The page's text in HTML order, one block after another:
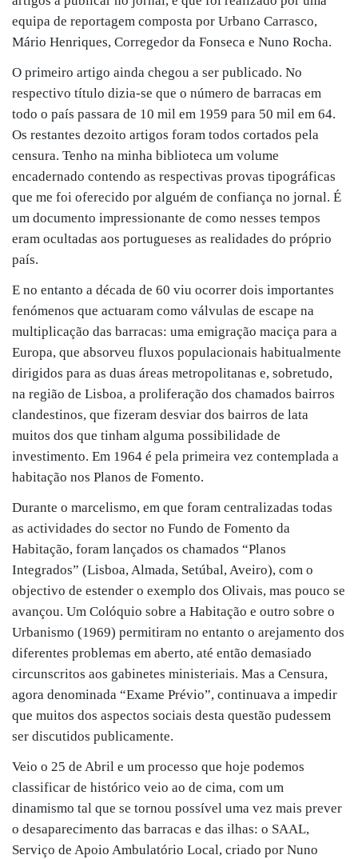
equipa de reportagem composta por Urbano Carrasco,
Mário Henriques, Corregedor da Fonseca e Nuno Rocha.
O primeiro artigo ainda chegou a ser publicado. No
respectivo título dizia-se que o número de barracas em
todo o país passara de 10 mil em 1959 para 50 mil em 64.
Os restantes dezoito artigos foram todos cortados pela
censura. Tenho na minha biblioteca um volume
encadernado contendo as respectivas provas tipográficas
que me foi oferecido por alguém de confiança no jornal. É
um documento impressionante de como nesses tempos
eram ocultadas aos portugueses as realidades do próprio
país.
E no entanto a década de 60 viu ocorrer dois importantes
fenómenos que actuaram como válvulas de escape na
multiplicação das barracas: uma emigração maciça para a
Europa, que absorveu fluxos populacionais habitualmente
dirigidos para as duas áreas metropolitanas e, sobretudo,
na região de Lisboa, a proliferação dos chamados bairros
clandestinos, que fizeram desviar dos bairros de lata
muitos dos que tinham alguma possibilidade de
investimento. Em 1964 é pela primeira vez contemplada a
habitação nos Planos de Fomento.
Durante o marcelismo, em que foram centralizadas todas
as actividades do sector no Fundo de Fomento da
Habitação, foram lançados os chamados “Planos
Integrados” (Lisboa, Almada, Setúbal, Aveiro), com o
objectivo de estender o exemplo dos Olivais, mas pouco se
avançou. Um Colóquio sobre a Habitação e outro sobre o
Urbanismo (1969) permitiram no entanto o arejamento dos
diferentes problemas em aberto, até então demasiado
circunscritos aos gabinetes ministeriais. Mas a Censura,
agora denominada “Exame Prévio”, continuava a impedir
que muitos dos aspectos sociais desta questão pudessem
ser discutidos publicamente.
Veio o 25 de Abril e um processo que hoje podemos
classificar de histórico veio ao de cima, com um
dinamismo tal que se tornou possível uma vez mais prever
o desaparecimento das barracas e das ilhas: o SAAL,
Serviço de Apoio Ambulatório Local, criado por Nuno